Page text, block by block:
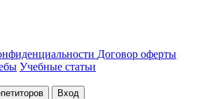
Договор оферты
Учебные статьи
Вход